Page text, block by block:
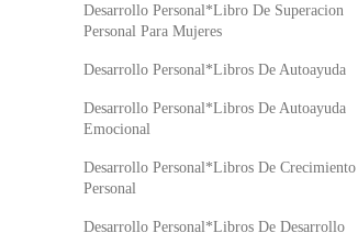
Desarrollo Personal*Libro De Superacion
Personal Para Mujeres
Desarrollo Personal*Libros De Autoayuda
Desarrollo Personal*Libros De Autoayuda
Emocional
Desarrollo Personal*Libros De Crecimiento
Personal
Desarrollo Personal*Libros De Desarrollo